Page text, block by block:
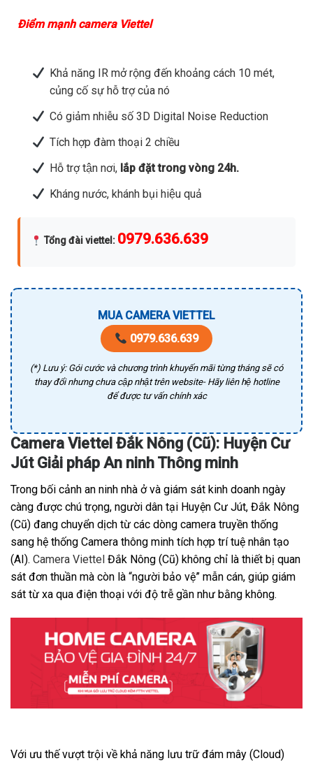
Điểm mạnh camera Viettel
Khả năng IR mở rộng đến khoảng cách 10 mét,
củng cố sự hỗ trợ của nó
Có giảm nhiễu số 3D Digital Noise Reduction
Tích hợp đàm thoại 2 chiều
Hỗ trợ tận nơi,lắp đặt trong vòng 24h.
Kháng nước, khánh bụi hiệu quả
Tổng đài viettel : 0979.636.639
MUA CAMERA VIETTEL
0979.636.639
(*) Lưu ý: Gói cước và chương trình khuyến mãi từng tháng sẽ có
thay đổi nhưng chưa cập nhật trên website- Hãy liên hệ hotline
để được tư vấn chính xác
Camera Viettel Đắk Nông (Cũ): Huyện Cư
Jút Giải pháp An ninh Thông minh
Trong bối cảnh an ninh nhà ở và giám sát kinh doanh ngày
càng được chú trọng, người dân tại Huyện Cư Jút, Đắk Nông
(Cũ) đang chuyển dịch từ các dòng camera truyền thống
sang hệ thống Camera thông minh tích hợp trí tuệ nhân tạo
(AI). Camera Viettel Đắk Nông (Cũ) không chỉ là thiết bị quan
sát đơn thuần mà còn là “người bảo vệ” mẫn cán, giúp giám
sát từ xa qua điện thoại với độ trễ gần như bằng không.
Với ưu thế vượt trội về khả năng lưu trữ đám mây (Cloud)